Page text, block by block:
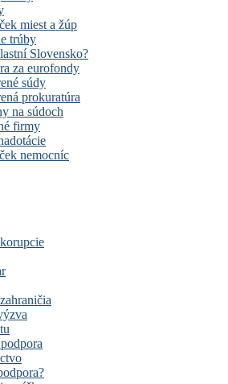
miest a žúp
trúby
Slovensko?
za eurofondy
súdy
prokuratúra
na súdoch
firmy
nemocníc